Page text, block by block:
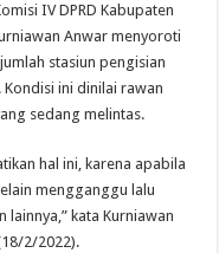
IV DPRD Kabupaten
Anwar menyoroti
stasiun pengisian
Kondisi ini dinilai rawan
sedang melintas.
hal ini, karena apabila
menggang­gu lalu
lainnya,” kata Kur­niawan
2/2022).